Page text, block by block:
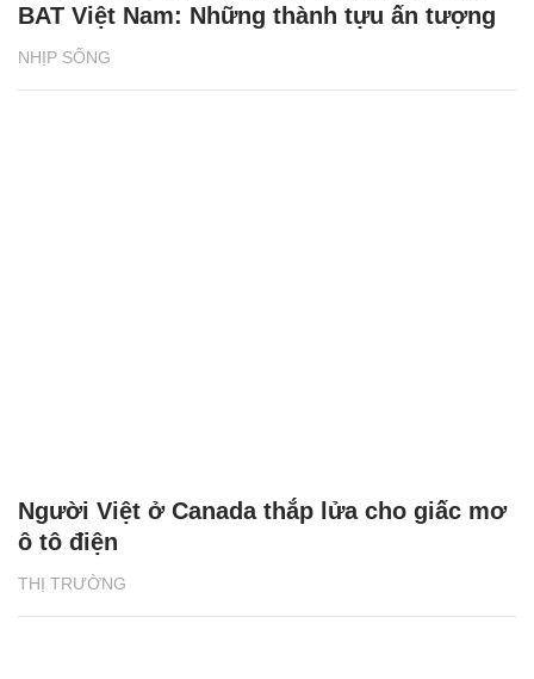
NHỊP SỐNG
BAT Việt Nam: Những thành tựu ấn tượng
THỊ TRƯỜNG
Người Việt ở Canada thắp lửa cho giấc mơ
ô tô điện